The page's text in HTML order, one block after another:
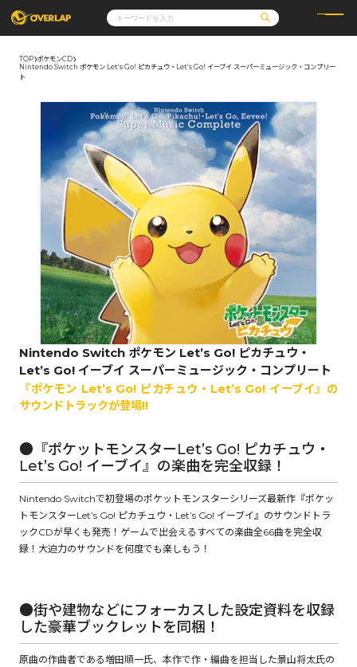
コミック
ラブパルフェ
ライトノベル
ロサージュノベルス
その他
コミックエッセイ
ポケットモンスター
ゲーム
通販・NEWS
OVERLAP STORE
オーバーラップ広報室
企業
会社概要
アクセス
オーバーラップホールディングス
お問い合わせはこちら
オーバーラップ文庫
オーバーラップノベルス
オーバーラップノベルスf
ロサージュノベルス
コミックガルド
コミッククリエ
リキューレ
TOP ポケモンCD
Nintendo Switch ポケモン Let’s Go! ピカチュウ・Let’s Go! イーブイ スーパーミュージック・コンプリー
ト
Nintendo Switch ポケモン Let’s Go! ピカチュウ・
Let’s Go! イーブイ スーパーミュージック・コンプリート
『ポケモン Let’s Go! ピカチュウ・Let’s Go! イーブイ』の
サウンドトラックが登場!!
●『ポケットモンスターLet’s Go! ピカチュウ・
Let’s Go! イーブイ』の楽曲を完全収録！
Nintendo Switchで初登場のポケットモンスターシリーズ最新作『ポケッ
トモンスターLet’s Go! ピカチュウ・Let’s Go! イーブイ』のサウンドトラ
ックCDが早くも発売！ゲームで出会えるすべての楽曲全66曲を完全収
録！大迫力のサウンドを何度でも楽しもう！
●街や建物などにフォーカスした設定資料を収録
した豪華ブックレットを同梱！
原曲の作曲者である増田順一氏、本作で作・編曲を担当した景山将太氏の